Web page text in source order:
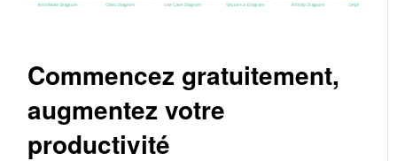
Commencez gratuitement,
augmentez votre
productivité